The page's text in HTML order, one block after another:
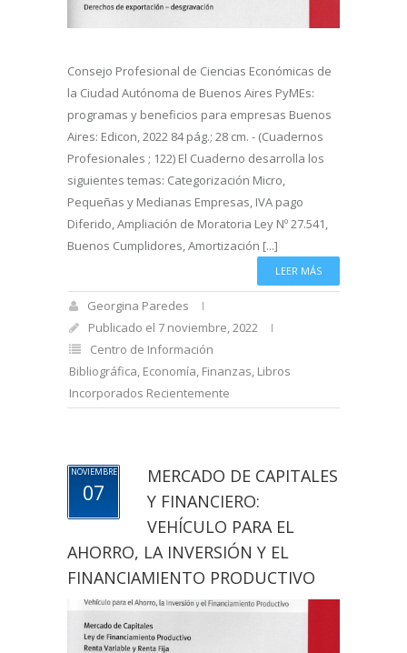
Consejo Profesional de Ciencias Económicas de
la Ciudad Autónoma de Buenos Aires PyMEs:
programas y beneficios para empresas Buenos
Aires: Edicon, 2022 84 pág.; 28 cm. - (Cuadernos
Profesionales ; 122) El Cuaderno desarrolla los
siguientes temas: Categorización Micro,
Pequeñas y Medianas Empresas, IVA pago
Diferido, Ampliación de Moratoria Ley Nº 27.541,
Buenos Cumplidores, Amortización [...]
LEER MÁS
Georgina Paredes
Publicado el 7 noviembre, 2022
Centro de Información
Bibliográfica, Economía, Finanzas, Libros
Incorporados Recientemente
NOVIEMBRE
07
MERCADO DE CAPITALES
Y FINANCIERO:
VEHÍCULO PARA EL
AHORRO, LA INVERSIÓN Y EL
FINANCIAMIENTO PRODUCTIVO